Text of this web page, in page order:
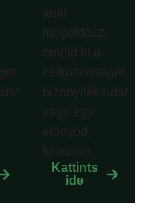
amit
megoldasz,
emeld ki a
célközönséget,
bizonyítékaidat
vagy egy
előnyöd,
funkciód.
Kattints
ide